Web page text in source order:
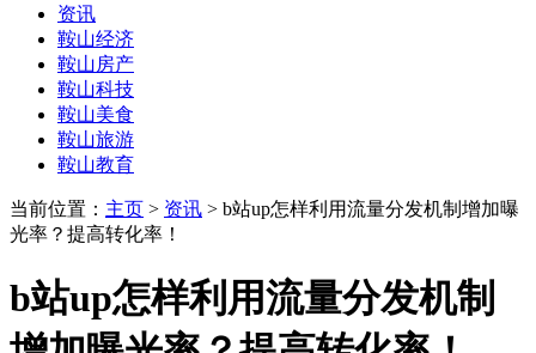
资讯
鞍山经济
鞍山房产
鞍山科技
鞍山美食
鞍山旅游
鞍山教育
当前位置： 主页 > 资讯 > b站up怎样利用流量分发机制增加曝
光率？提高转化率！
b站up怎样利用流量分发机制